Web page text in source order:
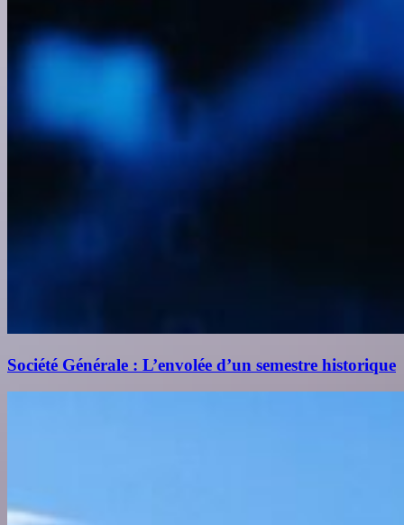
Société Générale : L’envolée d’un semestre historique